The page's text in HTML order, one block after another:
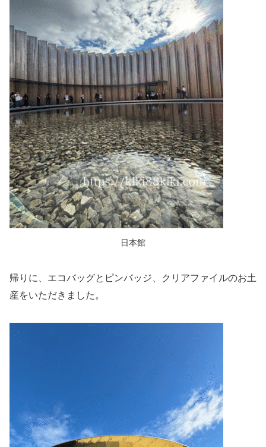
日本館
帰りに、エコバッグとピンバッジ、クリアファイルのお土
産をいただきました。